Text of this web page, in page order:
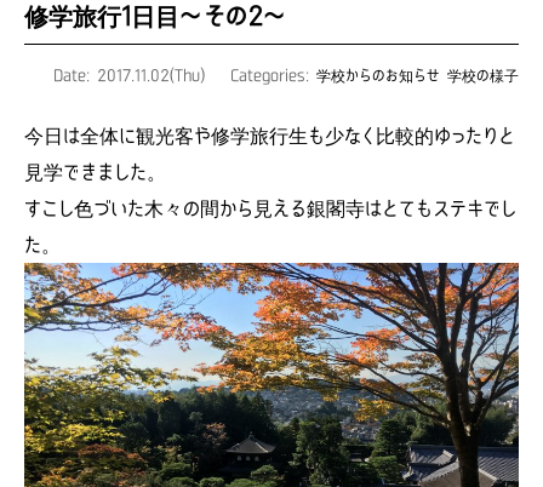
修学旅行1日目〜その2〜
Date: 2017.11.02(Thu) Categories: 学校からのお知らせ 学校の様子
今日は全体に観光客や修学旅行生も少なく比較的ゆったりと
見学できました。
すこし色づいた木々の間から見える銀閣寺はとてもステキでし
た。